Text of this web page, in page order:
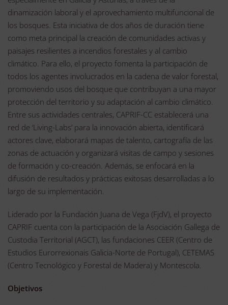
dinamización laboral y el aprovechamiento multifuncional de
los bosques. Esta iniciativa de dos años de duración tiene
como meta principal la creación de comunidades activas y
paisajes resilientes a incendios forestales y al cambio
climático. Para ello, el proyecto fomenta la participación de
todos los agentes involucrados en la cadena de valor forestal,
promoviendo usos del bosque que contribuyan a una mayor
protección del territorio y su adaptación al cambio climático.
Entre sus actividades centrales, CAPRIF-CC establecerá una
red de ‘Living-Labs’ para la innovación abierta, identificará
actores clave, elaborará mapas de talento, cartografía de las
zonas de actuación y organizará visitas de campo y sesiones
de formación y co-creación. Además, se enfocará en la
difusión de resultados y prácticas exitosas desarrolladas a lo
largo de su implementación.
Liderado por la Fundación Juana de Vega (FjdV), el proyecto
CAPRIF cuenta con la participación de la Asociación Gallega de
Custodia Territorial (AGCT), las fundaciones CEER (Centro de
Estudios Eurorrexionais Galicia-Norte de Portugal), CETEMAS
(Centro Tecnológico y Forestal de Madera) y Montescola.
Objetivos